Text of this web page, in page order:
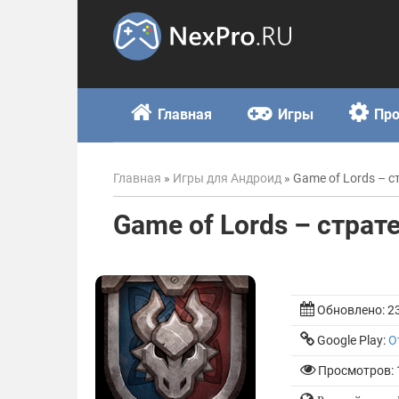
Главная Игры
Главная » Игры для Андроид » Game of Lords –
Game of Lords –
Обновлено:
Google Play:
Просмотров: